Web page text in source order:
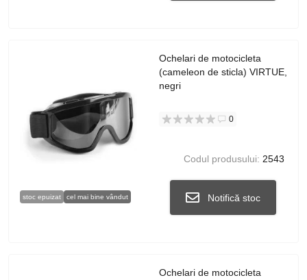
stoc epuizat cel mai bine vândut
Ochelari de motocicleta
(cameleon de sticla) VIRTUE,
negri
0
Codul produsului: 2543
Notifică stoc
Ochelari de motocicleta